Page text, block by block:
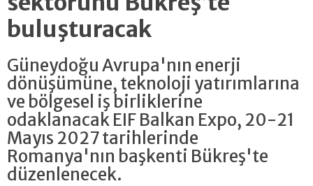
buluşturacak
Güneydoğu Avrupa'nın enerji
dönüşümüne, teknoloji yatırımlarına
ve bölgesel iş birliklerine
odaklanacak EIF Balkan Expo, 20-21
Mayıs 2027 tarihlerinde
Romanya'nın başkenti Bükreş'te
düzenlenecek.